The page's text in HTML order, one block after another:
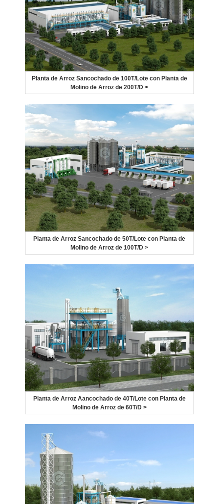
Planta de Arroz Sancochado de 100T/Lote con Planta de
Molino de Arroz de 200T/D >
Planta de Arroz Sancochado de 50T/Lote con Planta de
Molino de Arroz de 100T/D >
Planta de Arroz Aancochado de 40T/Lote con Planta de
Molino de Arroz de 60T/D >